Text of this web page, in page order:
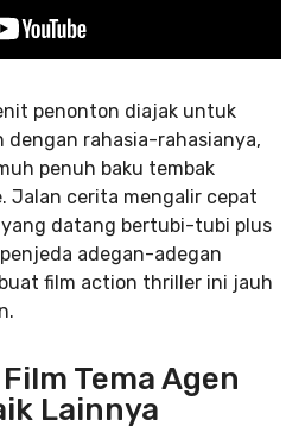
penonton diajak untuk
dengan rahasia-rahasianya,
penuh baku tembak
Jalan cerita mengalir cepat
datang bertubi-tubi plus
adegan-adegan
film action thriller ini jauh
Tema Agen
Lainnya